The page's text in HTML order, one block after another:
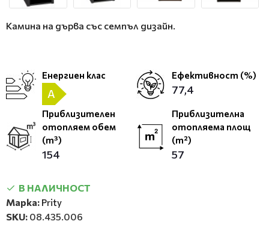
Камина на дърва със семпъл дизайн.
Енергиен клас
A
Ефективност (%)
77,4
Приблизителен
отопляем обем
(m³)
154
Приблизителна
отопляема площ
(m²)
57
В НАЛИЧНОСТ
Марка: Prity
SKU: 08.435.006